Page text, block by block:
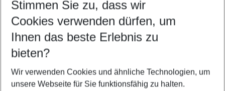
Customize your offer
Find the perfect deal which suits your best
Your departure airport
Any airport
Select your date range
10/08/26–08/08/27 5-8 nights
Stimmen Sie zu, dass wir
Cookies verwenden dürfen, um
Ihnen das beste Erlebnis zu
bieten?
Wir verwenden Cookies und ähnliche Technologien, um
unsere Webseite für Sie funktionsfähig zu halten.